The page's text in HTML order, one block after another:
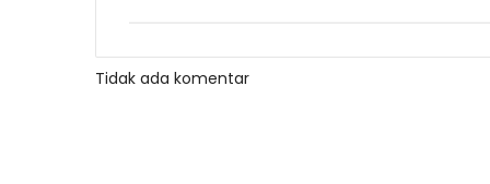
Tidak ada komentar